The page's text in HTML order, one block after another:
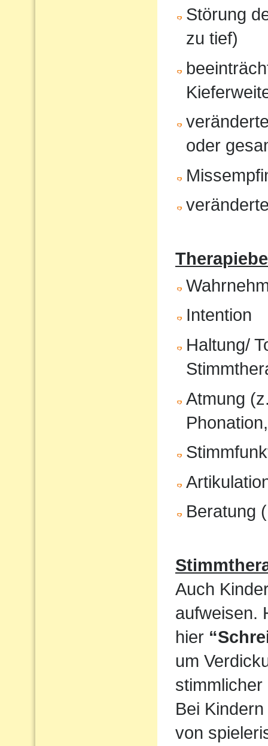
Störung
zu tief)
oder
Intention
Haltung/
Atmung
Beratung
Auch
aufweisen.
hier
um
Bei
von